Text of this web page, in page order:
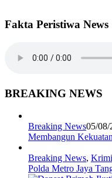
Fakta Peristiwa News
BREAKING NEWS
Breaking News05/08/
Membangun
Breaking News,
Polda Metro Jaya